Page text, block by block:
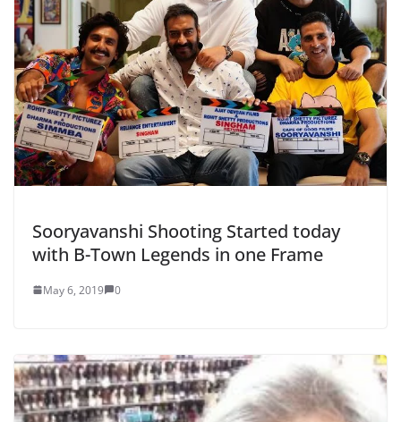
Sooryavanshi Shooting Started today
with B-Town Legends in one Frame
May 6, 2019 0